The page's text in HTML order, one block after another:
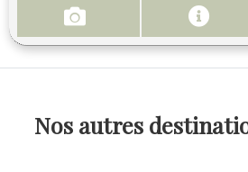
Nos autres